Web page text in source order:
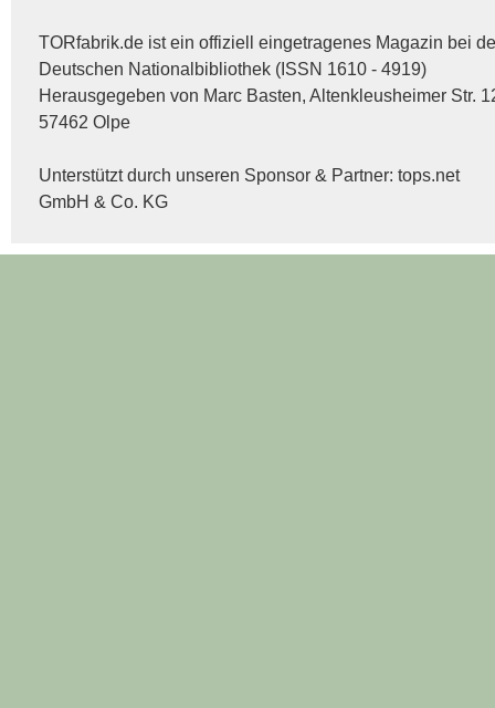
TORfabrik.de ist ein offiziell eingetragenes Magazin bei
Deutschen Nationalbibliothek (ISSN 1610 - 4919)
Herausgegeben von Marc Basten, Altenkleusheimer Str.
57462 Olpe
Unterstützt durch unseren Sponsor & Partner: tops.net
GmbH & Co. KG